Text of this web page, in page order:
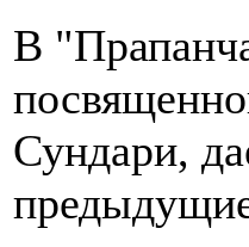
В
Сундари,